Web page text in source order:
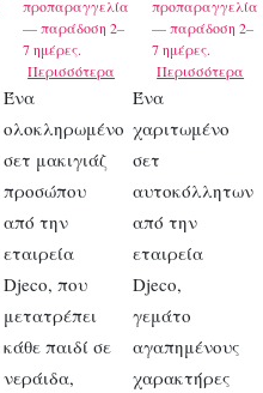
προπαραγγελία
— παράδοση 2–
7 ημέρες.
Περισσότερα
Ένα
ολοκληρωμένο
σετ μακιγιάζ
προσώπου
από την
εταιρεία
Djeco, που
μετατρέπει
κάθε παιδί σε
νεράιδα,
προπαραγγελία
— παράδοση 2–
7 ημέρες.
Περισσότερα
Ένα
χαριτωμένο
σετ
αυτοκόλλητων
από την
εταιρεία
Djeco,
γεμάτο
αγαπημένους
χαρακτήρες